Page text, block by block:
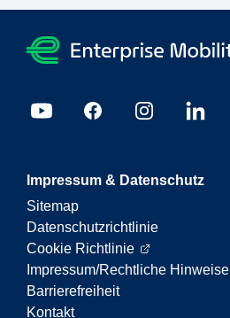
Impressum & Datenschutz
Sitemap
Datenschutzrichtlinie
Cookie Richtlinie
Impressum/Rechtliche Hinweise
Barrierefreiheit
Kontakt